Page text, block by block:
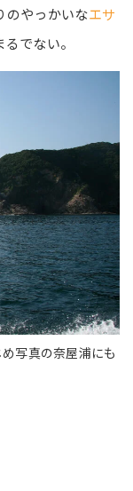
のやっかいなエサ
でない。
写真の奈屋浦にも